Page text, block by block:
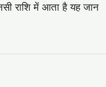
राशि में आता है यह जान